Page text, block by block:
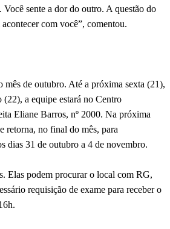
Você sente a dor do outro. A questão do
com você”, comentou.
mês de outubro. Até a próxima sexta (21),
a equipe estará no Centro
Eliane Barros, nº 2000. Na próxima
retorna, no final do mês, para
dias 31 de outubro a 4 de novembro.
Elas podem procurar o local com RG,
requisição de exame para receber o